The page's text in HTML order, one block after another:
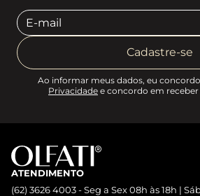
Cadastre-se
Ao informar meus dados, eu
Privacidade e concordo em
ATENDIMENTO
(62) 3626 4003 - Seg a Sex 08h às 18h |